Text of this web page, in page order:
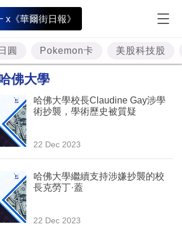
x《華爾街日報》
日圓 Pokemon卡 美股科技股
佛大學
哈佛大學校長Claudine Gay涉學
術抄襲，學術歷史被質疑
22 Dec 2023
哈佛大學繼續支持涉嫌抄襲的校
長克勞丁·蓋
22 Dec 2023